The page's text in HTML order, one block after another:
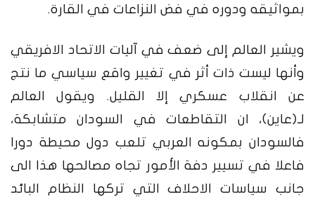
بمواثيقه ودوره في فض النزاعات في القارة.
ويشير العالم إلى ضعف في آليات الاتحاد الافريقي
وأنها ليست ذات أثر في تغيير واقع سياسي ما نتج
عن انقلاب عسكري إلا القليل.
ويقول العالم
لـ(عاين)، ان التقاطعات في السودان متشابكة،
فالسودان بمكونه العربي تلعب دول محيطة دورا
فاعلا في تسيير دفة الأمور تجاه مصالحها هذا الى
جانب سياسات الاحلاف التي تركها النظام البائد